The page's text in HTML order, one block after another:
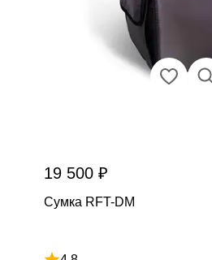
19 500 ₽
Сумка RFT-DM